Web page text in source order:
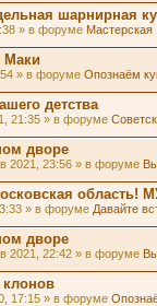
шарнирная
» в форуме Мастерская
Маки
» в форуме Опознаём
детства
21:35 » в форуме
дворе
2021, 23:56 » в форуме
область!
» в форуме Давайте
дворе
2021, 22:42 » в форуме
клонов
17:15 » в форуме